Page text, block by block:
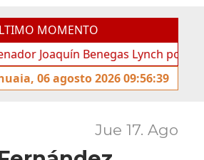
MOMENTO
Benegas Lynch por “conflicto
06 agosto 2026 09:56:39
Jue 17. Ago